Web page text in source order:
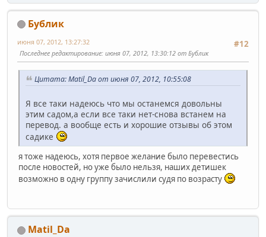
Бублик
#12
июня 07, 2012, 13:27:32
Последнее редактирование: июня 07, 2012, 13:30:12 от Бублик
Цитата: Matil_Da от июня 07, 2012, 10:55:08
Я все таки надеюсь что мы останемся довольны
этим садом,а если все таки нет-снова встанем на
перевод. а вообще есть и хорошие отзывы об этом
садике
я тоже надеюсь, хотя первое желание было перевестись
после новостей, но уже было нельзя, наших детишек
возможно в одну группу зачислили судя по возрасту
Matil_Da